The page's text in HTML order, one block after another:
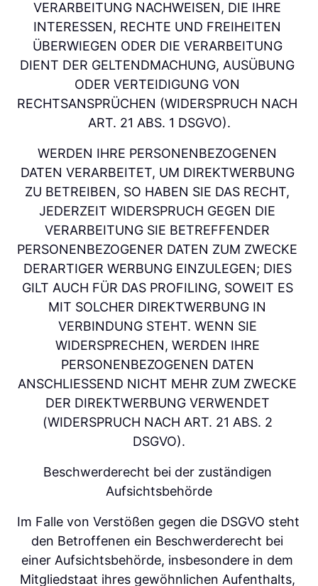
VERARBEITUNG NACHWEISEN, DIE IHRE
INTERESSEN, RECHTE UND FREIHEITEN
ÜBERWIEGEN ODER DIE VERARBEITUNG
DIENT DER GELTENDMACHUNG, AUSÜBUNG
ODER VERTEIDIGUNG VON
RECHTSANSPRÜCHEN (WIDERSPRUCH NACH
ART. 21 ABS. 1 DSGVO).
WERDEN IHRE PERSONENBEZOGENEN
DATEN VERARBEITET, UM DIREKTWERBUNG
ZU BETREIBEN, SO HABEN SIE DAS RECHT,
JEDERZEIT WIDERSPRUCH GEGEN DIE
VERARBEITUNG SIE BETREFFENDER
PERSONENBEZOGENER DATEN ZUM ZWECKE
DERARTIGER WERBUNG EINZULEGEN; DIES
GILT AUCH FÜR DAS PROFILING, SOWEIT ES
MIT SOLCHER DIREKTWERBUNG IN
VERBINDUNG STEHT. WENN SIE
WIDERSPRECHEN, WERDEN IHRE
PERSONENBEZOGENEN DATEN
ANSCHLIESSEND NICHT MEHR ZUM ZWECKE
DER DIREKTWERBUNG VERWENDET
(WIDERSPRUCH NACH ART. 21 ABS. 2
DSGVO).
Beschwerderecht bei der zuständigen
Aufsichtsbehörde
Im Falle von Verstößen gegen die DSGVO steht
den Betroffenen ein Beschwerderecht bei
einer Aufsichtsbehörde, insbesondere in dem
Mitgliedstaat ihres gewöhnlichen Aufenthalts,